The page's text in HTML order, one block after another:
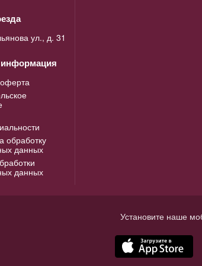
ул., д. 31
обработку
данных
данных
Установите наше